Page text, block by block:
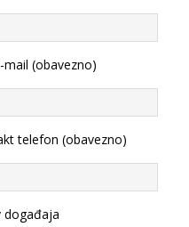
mail (obavezno)
telefon (obavezno)
događaja